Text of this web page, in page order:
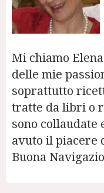
Mi chiamo
delle mie
soprattutto
tratte da libri o
sono collaudate
avuto il piacere
Buona